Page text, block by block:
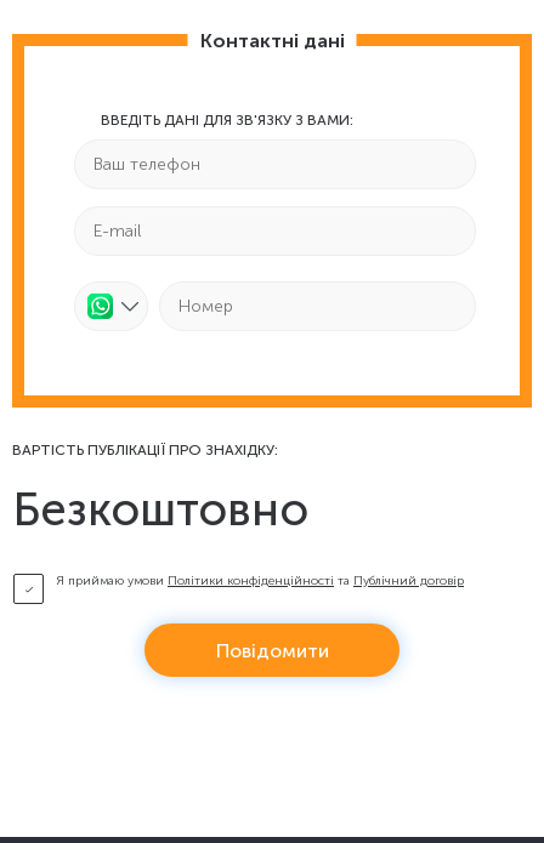
Контактні дані
ВВЕДІТЬ ДАНІ ДЛЯ ЗВ'ЯЗКУ З ВАМИ:
ВАРТІСТЬ ПУБЛІКАЦІЇ ПРО ЗНАХІДКУ:
Безкоштовно
Я приймаю умови Політики конфіденційності та Публічний договір
Повідомити